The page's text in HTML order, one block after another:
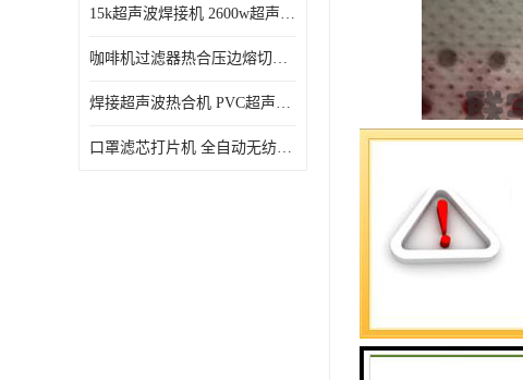
15k超声波焊接机 2600w超声波焊接机 联宇制造
咖啡机过滤器热合压边熔切机 超声波无纺布喷胶棉热合机
焊接超声波热合机 PVC超声波焊接机 无纺布超声波设备
口罩滤芯打片机 全自动无纺布压花压标设备 多层料复合机